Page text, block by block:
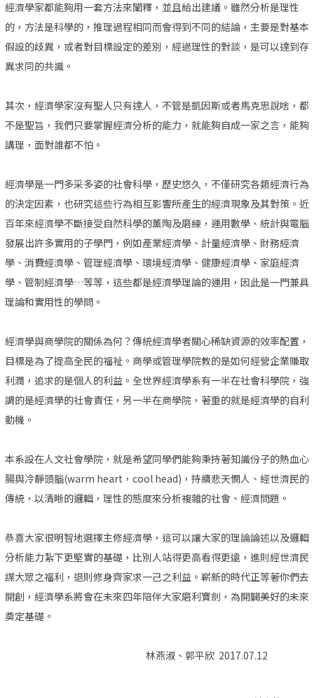
經濟學家都能夠用一套方法來闡釋，並且給出建議。雖然分析是理性
的，方法是科學的，推理過程相同而會得到不同的結論，主要是對基本
假設的歧異，或者對目標設定的差別，經過理性的對談，是可以達到存
異求同的共識。
其次，經濟學家沒有聖人只有達人，不管是凱因斯或者馬克思說啥，都
不是聖旨，我們只要掌握經濟分析的能力，就能夠自成一家之言，能夠
講理，面對誰都不怕。
經濟學是一門多采多姿的社會科學，歷史悠久，不僅研究各類經濟行為
的決定因素，也研究這些行為相互影響所產生的經濟現象及其對策。近
百年來經濟學不斷接受自然科學的薰陶及磨練，運用數學、統計與電腦
發展出許多實用的子學門，例如產業經濟學、計量經濟學、財務經濟
學、消費經濟學、管理經濟學、環境經濟學、健康經濟學、家庭經濟
學、管制經濟學…等等，這些都是經濟學理論的運用，因此是一門兼具
理論和實用性的學問。
經濟學與商學院的關係為何？傳統經濟學者關心稀缺資源的效率配置，
目標是為了提高全民的福祉。商學或管理學院教的是如何經營企業賺取
利潤，追求的是個人的利益。全世界經濟學系有一半在社會科學院，強
調的是經濟學的社會責任，另一半在商學院，著重的就是經濟學的自利
動機。
本系設在人文社會學院，就是希望同學們能夠秉持著知識份子的熱血心
腸與冷靜頭腦(warm heart，cool head)，持續悲天憫人、經世濟民的
傳統，以清晰的邏輯，理性的態度來分析複雜的社會、經濟問題。
恭喜大家很明智地選擇主修經濟學，這可以讓大家的理論論述以及邏輯
分析能力紮下更堅實的基礎，比別人站得更高看得更遠，進則經世濟民
謀大眾之福利，退則修身齊家求一己之利益。嶄新的時代正等著你們去
開創，經濟學系將會在未來四年陪伴大家磨利寶劍，為開闢美好的未來
奠定基礎。
林燕淑、郭平欣 2017.07.12